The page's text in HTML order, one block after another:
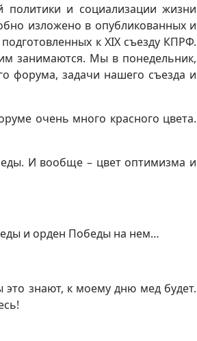
и социализации жизни
изложено в опубликованных и
к XIX съезду КПРФ.
занимаются. Мы в понедельник,
форума, задачи нашего съезда и
очень много красного цвета.
И вообще – цвет оптимизма и
и орден Победы на нем…
знают, к моему дню мед будет.